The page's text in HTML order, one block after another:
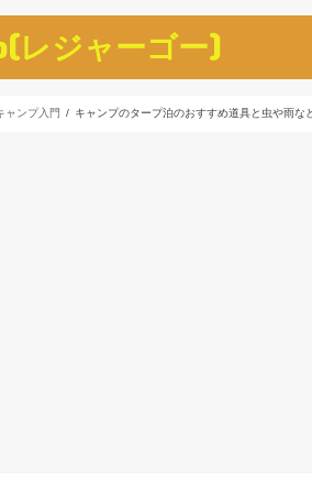
レジャーゴー)
ャンプ入門 キャンプのタープ泊のおすすめ道具と虫や雨な